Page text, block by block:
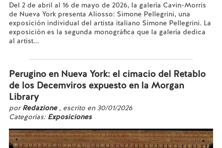
Del 2 de abril al 16 de mayo de 2026, la galería Cavin-Morris
de Nueva York presenta Aliosso: Simone Pellegrini, una
exposición individual del artista italiano Simone Pellegrini. La
exposición es la segunda monográfica que la galería dedica
al artist...
Perugino en Nueva York: el cimacio del Retablo
de los Decemviros expuesto en la Morgan
Library
porRedazione , escrito en 30/01/2026
Categorías: Exposiciones